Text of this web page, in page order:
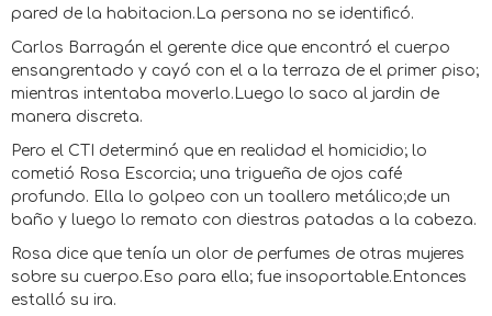
pared de la habitacion.La persona no se identificó.
Carlos Barragán el gerente dice que encontró el cuerpo
ensangrentado y cayó con el a la terraza de el primer piso;
mientras intentaba moverlo.Luego lo saco al jardin de
manera discreta.
Pero el CTI determinó que en realidad el homicidio; lo
cometió Rosa Escorcia; una trigueña de ojos café
profundo. Ella lo golpeo con un toallero metálico;de un
baño y luego lo remato con diestras patadas a la cabeza.
Rosa dice que tenía un olor de perfumes de otras mujeres
sobre su cuerpo.Eso para ella; fue insoportable.Entonces
estalló su ira.